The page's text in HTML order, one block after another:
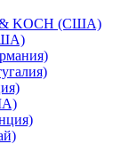
KOCH (США)